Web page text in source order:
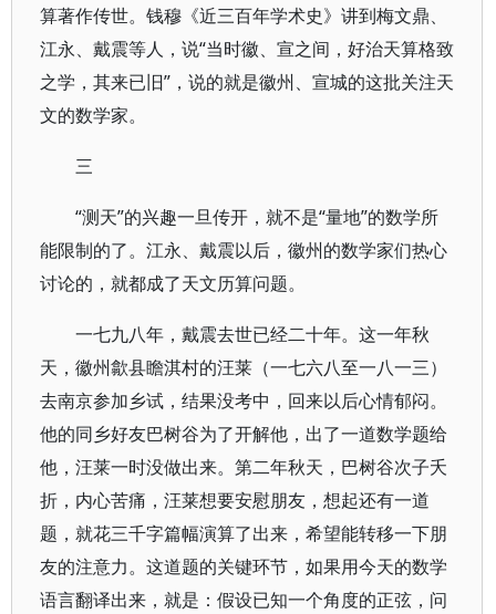
算著作传世。钱穆《近三百年学术史》讲到梅文鼎、
江永、戴震等人，说“当时徽、宣之间，好治天算格致
之学，其来已旧”，说的就是徽州、宣城的这批关注天
文的数学家。
三
“测天”的兴趣一旦传开，就不是“量地”的数学所
能限制的了。江永、戴震以后，徽州的数学家们热心
讨论的，就都成了天文历算问题。
一七九八年，戴震去世已经二十年。这一年秋
天，徽州歙县瞻淇村的汪莱（一七六八至一八一三）
去南京参加乡试，结果没考中，回来以后心情郁闷。
他的同乡好友巴树谷为了开解他，出了一道数学题给
他，汪莱一时没做出来。第二年秋天，巴树谷次子夭
折，内心苦痛，汪莱想要安慰朋友，想起还有一道
题，就花三千字篇幅演算了出来，希望能转移一下朋
友的注意力。这道题的关键环节，如果用今天的数学
语言翻译出来，就是：假设已知一个角度的正弦，问